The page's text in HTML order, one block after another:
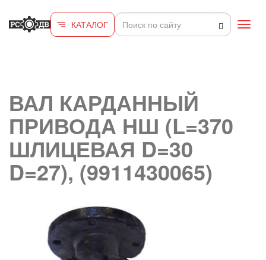
КАТАЛОГ
ВАЛ КАРДАННЫЙ
ПРИВОДА НШ (L=370
ШЛИЦЕВАЯ D=30
D=27), (9911430065)